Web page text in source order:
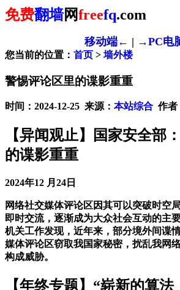
免费翻墙网freefq.com
移动端← | →PC电
您当前的位置： 首页 > 墙外楼
警惕评论区里的谍影重重
时间：2024-12-25 来源： 本站综合 作者
【异闻观止】国家安全部
的谍影重重
2024年12 月24日
网络社交媒体评论区因其可以突破时空
即时交流，逐渐成为大众社会互动的主
机关工作发现，近年来，部分境外间谍
媒体评论区窃取我国家秘密，扰乱我网
构成威胁。
【年终专题】“崭新的算